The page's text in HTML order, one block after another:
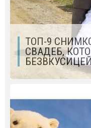
ТОП-9
СВАДЕБ,